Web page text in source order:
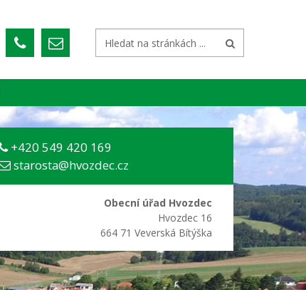
+420 549 420 169
starosta@hvozdec.cz
Obecní úřad Hvozdec
Hvozdec 16
664 71 Veverská Bítýška